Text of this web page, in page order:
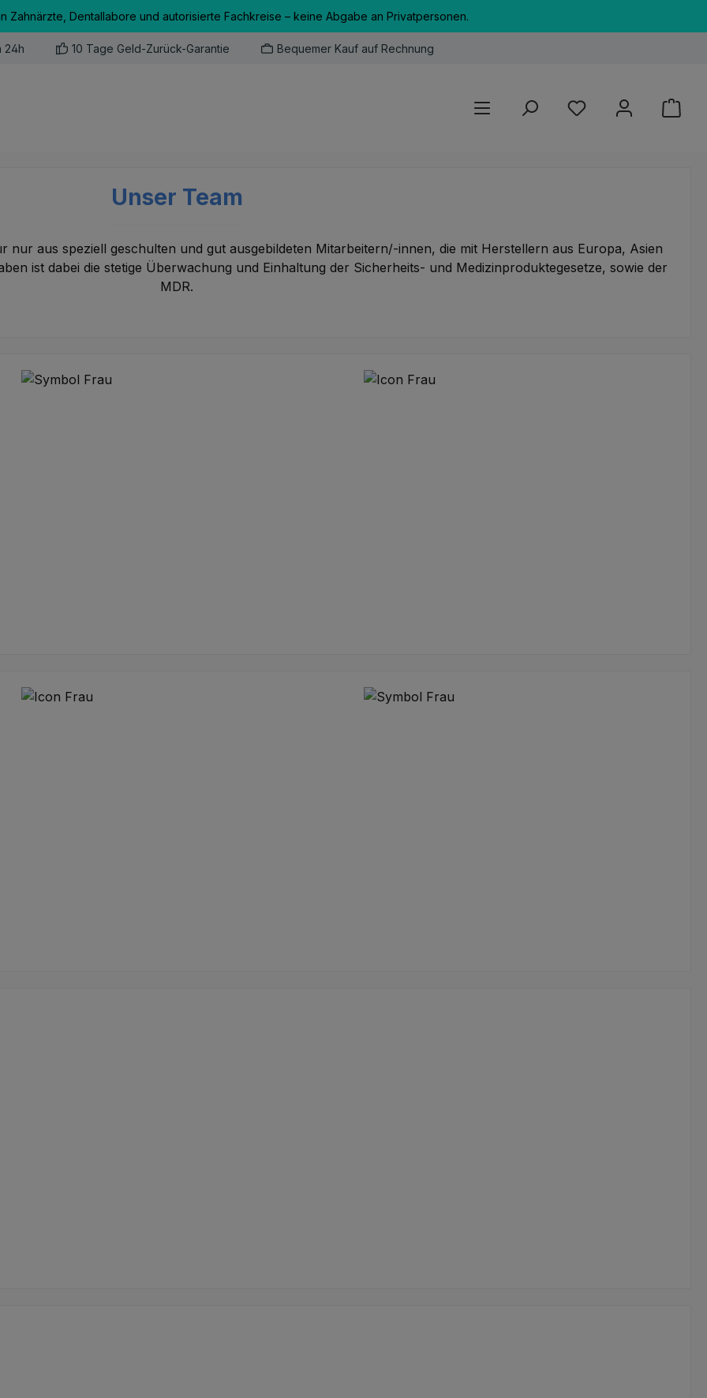
Zahnärzte, Dentallabore und autorisierte Fachkreise – keine Abgabe an Privatpersonen.
24h 10 Tage Geld-Zurück-Garantie Bequemer Kauf auf Rechnung
Du hast 0 Produkte
Unser Team
nur aus speziell geschulten und gut ausgebildeten Mitarbeitern/-innen, die mit Herstellern aus Europa, Asien
ist dabei die stetige Überwachung und Einhaltung der Sicherheits- und Medizinproduktegesetze, sowie der
MDR.
- Wir suchen dich